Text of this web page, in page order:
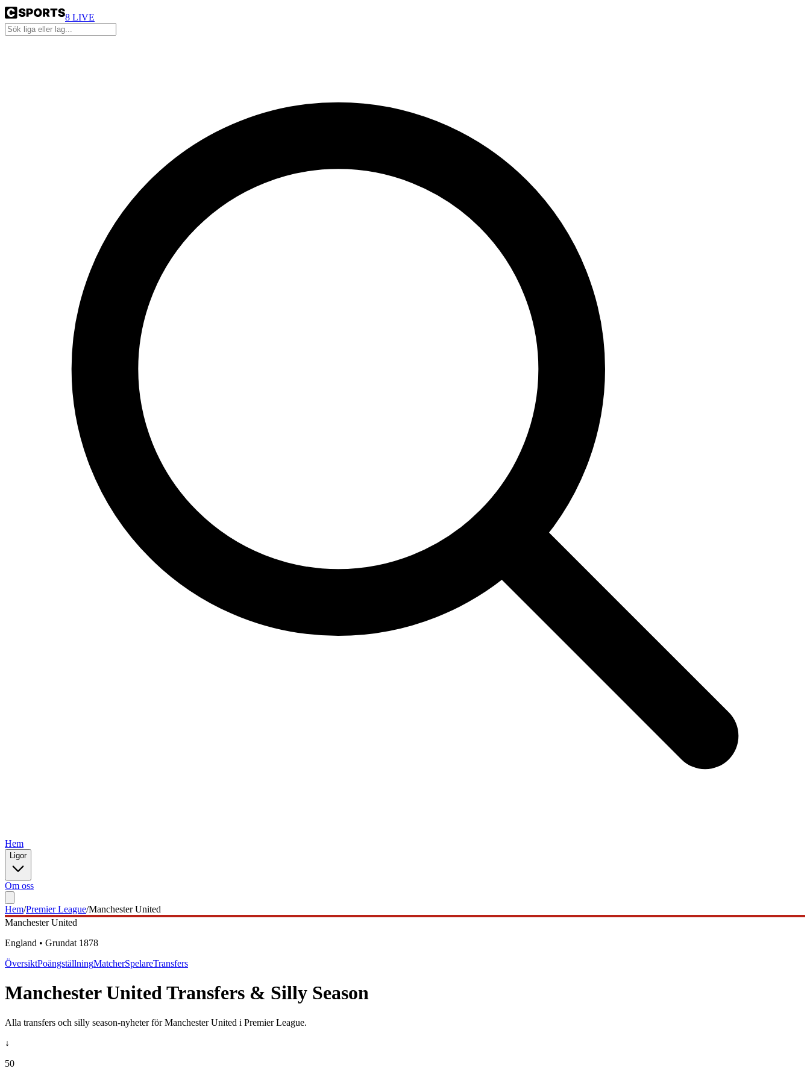
8 LIVE
Hem
Ligor
Om oss
Hem/Premier League/Manchester United
Manchester United
England • Grundat 1878
ÖversiktPoängställningMatcherSpelareTransfers
Manchester UnitedTransfers & Silly Season
Alla transfers och silly season-nyheter förManchester United i Premier League.
↓
50